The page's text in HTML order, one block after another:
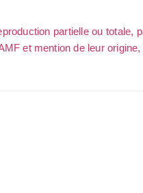
partielle ou totale,
et mention de leur